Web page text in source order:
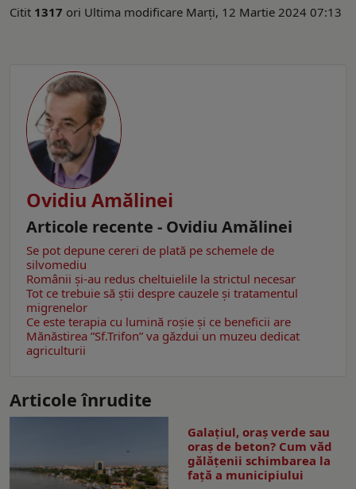
Citit 1317 ori Ultima modificare Marți, 12 Martie 2024 07:13
Ovidiu Amălinei
Articole recente - Ovidiu Amălinei
Se pot depune cereri de plată pe schemele de
silvomediu
Românii şi-au redus cheltuielile la strictul necesar
Tot ce trebuie să știi despre cauzele și tratamentul
migrenelor
Ce este terapia cu lumină roșie şi ce beneficii are
Mănăstirea ”Sf.Trifon” va găzdui un muzeu dedicat
agriculturii
Articole înrudite
Galațiul, oraș verde sau
oraș de beton? Cum văd
gălățenii schimbarea la
față a municipiului